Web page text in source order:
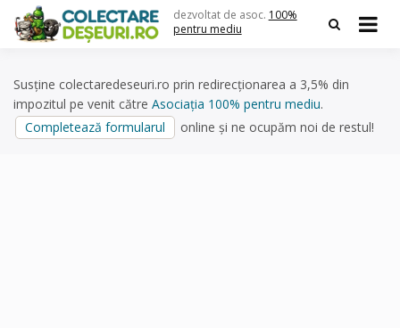
content
dezvoltat de asoc. 100%
pentru mediu
Susține colectaredeseuri.ro prin redirecționarea a 3,5% din
impozitul pe venit către Asociația 100% pentru mediu.
Completează formularul
online și ne ocupăm noi de restul!